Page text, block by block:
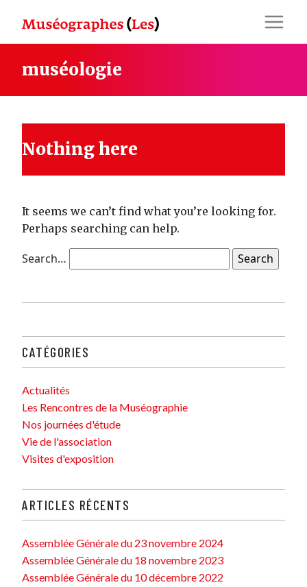
content
muséologie
Nothing here
It seems we can’t find what you’re looking for.
Perhaps searching can help.
Search…
CATÉGORIES
Actualités
Les Rencontres de la Muséographie
Nos journées d'étude
Vie de l'association
Visites d'exposition
ARTICLES RÉCENTS
Assemblée Générale du 23 novembre 2024
Assemblée Générale du 18 novembre 2023
Assemblée Générale du 10 décembre 2022